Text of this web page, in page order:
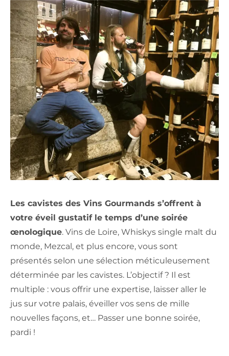
Les cavistes des Vins Gourmands s’offrent à
votre éveil gustatif le temps d’une soirée
œnologique. Vins de Loire, Whiskys single malt du
monde, Mezcal, et plus encore, vous sont
présentés selon une sélection méticuleusement
déterminée par les cavistes. L’objectif ? Il est
multiple : vous offrir une expertise, laisser aller le
jus sur votre palais, éveiller vos sens de mille
nouvelles façons, et… Passer une bonne soirée,
pardi !